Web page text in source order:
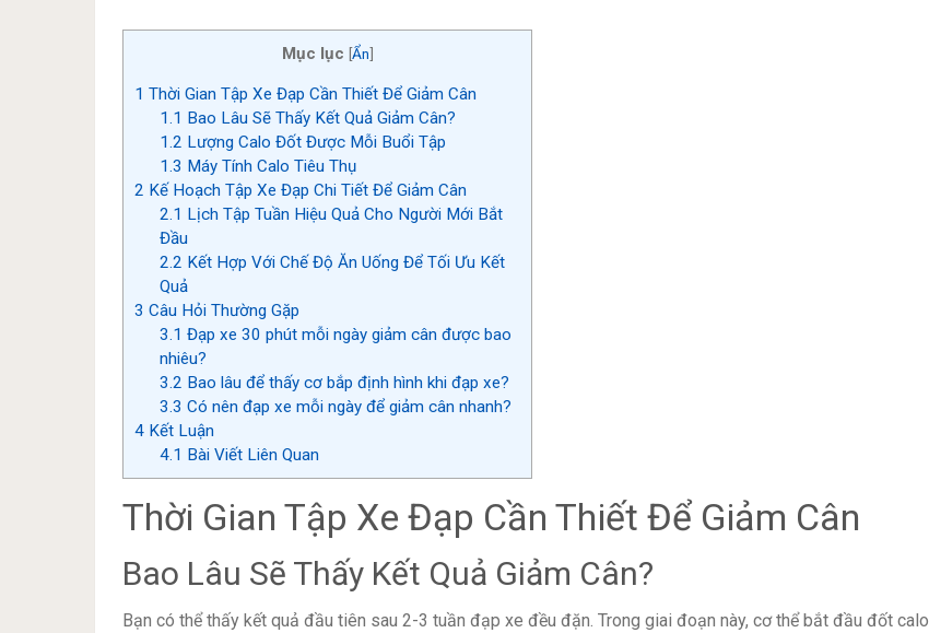
Mục lục [Ẩn]
1 Thời Gian Tập Xe Đạp Cần Thiết Để Giảm Cân
1.1 Bao Lâu Sẽ Thấy Kết Quả Giảm Cân?
1.2 Lượng Calo Đốt Được Mỗi Buổi Tập
1.3 Máy Tính Calo Tiêu Thụ
2 Kế Hoạch Tập Xe Đạp Chi Tiết Để Giảm Cân
2.1 Lịch Tập Tuần Hiệu Quả Cho Người Mới Bắt
Đầu
2.2 Kết Hợp Với Chế Độ Ăn Uống Để Tối Ưu Kết
Quả
3 Câu Hỏi Thường Gặp
3.1 Đạp xe 30 phút mỗi ngày giảm cân được bao
nhiêu?
3.2 Bao lâu để thấy cơ bắp định hình khi đạp xe?
3.3 Có nên đạp xe mỗi ngày để giảm cân nhanh?
4 Kết Luận
4.1 Bài Viết Liên Quan
Thời Gian Tập Xe Đạp Cần Thiết Để Giảm Cân
Bao Lâu Sẽ Thấy Kết Quả Giảm Cân?
Bạn có thể thấy kết quả đầu tiên sau 2-3 tuần đạp xe đều đặn. Trong giai đoạn này, cơ thể bắt đầu đốt calo